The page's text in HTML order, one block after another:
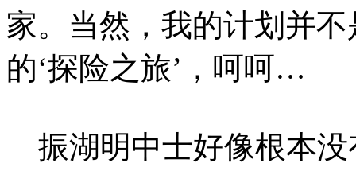
家。当然，我的计划并
的‘探险之旅’，呵呵…
振湖明中士好像根本没